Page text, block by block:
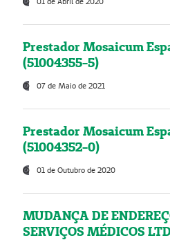
Prestador Mosaicum
(51004355-5)
07 de Maio de 2021
Prestador Mosaicum
(51004352-0)
01 de Outubro de 2020
MUDANÇA DE
SERVIÇOS MÉDICOS